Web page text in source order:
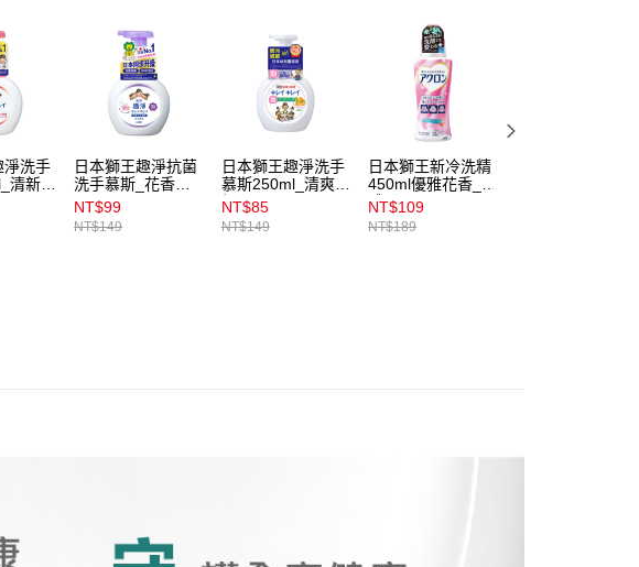
資料（包含姓名、電話或地址）提供予台灣大哥大進項蒐集、處理及利
用，由本公司與您本人進行分期帳單所需資料之確認、核對及更正。
3.完整用戶服務條款，請詳閱以下連結：
https://oppay.tw/userRule
每筆NT$100，滿NT$899(含以上)免運費
付款後門市自取
每筆NT$100，滿NT$399(含以上)免運費
淨洗手
清新果
日本獅王趣淨抗菌
洗手慕斯_花香
250ml
NT$99
NT$149
日本獅王趣淨洗手
慕斯250ml_清爽柑
橘
NT$85
NT$149
日本獅王新冷洗精
450ml優雅花香_本
體
NT$109
NT$189